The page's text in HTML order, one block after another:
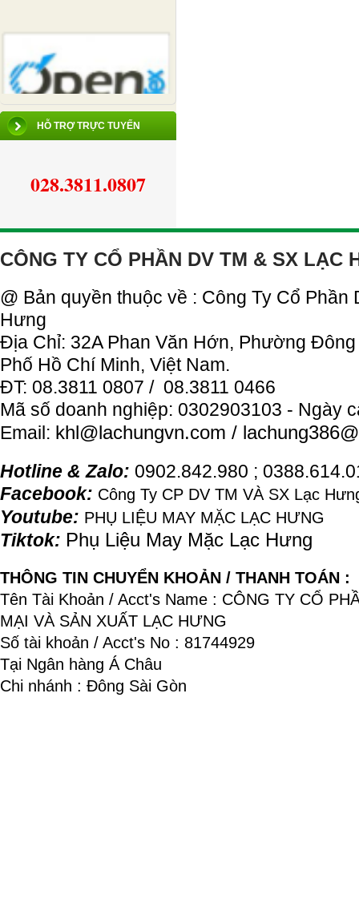
HỖ TRỢ TRỰC TUYẾN
028.3811.0807
CÔNG TY CỔ PHẦN DV TM & SX LẠC
@ Bản quyền thuộc về : Công Ty Cổ Phần
Hưng
Địa Chỉ: 32A Phan Văn Hớn, Phường
Phố Hồ Chí Minh, Việt Nam.
ĐT: 08.3811 0807 / 08.3811 0466
Mã số doanh nghiệp: 0302903103 - Ngày
Email: khl@lachungvn.com /
Hotline & Zalo: 0902.842.980 ;
Facebook: Công Ty CP DV TM VÀ SX Lạc
Youtube: PHỤ LIỆU MAY MẶC LẠC HƯNG
Tiktok: Phụ Liệu May Mặc Lạc Hưng
THÔNG TIN CHUYỂN KHOẢN / THANH TOÁN :
Tên Tài Khoản / Acct's Name : CÔNG TY CỔ
MẠI VÀ SẢN XUẤT LẠC HƯNG
Số tài khoản / Acct's No : 81744929
Tại Ngân hàng Á Châu
Chi nhánh : Đông Sài Gòn